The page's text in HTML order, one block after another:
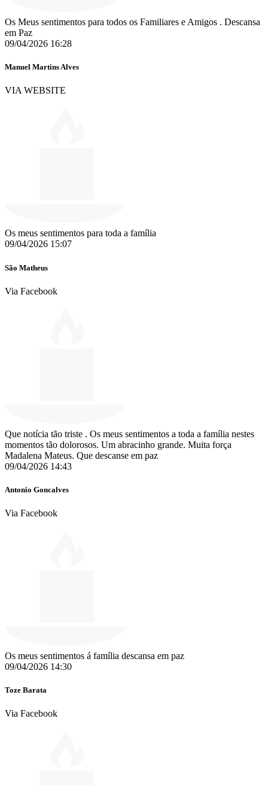
Os Meus sentimentos para todos os Familiares e Amigos . Descansa
em Paz
09/04/2026 16:28
Manuel Martins Alves
VIA WEBSITE
Os meus sentimentos para toda a família
09/04/2026 15:07
São Matheus
Via Facebook
Que notícia tão triste . Os meus sentimentos a toda a família nestes
momentos tão dolorosos. Um abracinho grande. Muita força
Madalena Mateus. Que descanse em paz
09/04/2026 14:43
Antonio Goncalves
Via Facebook
Os meus sentimentos á família descansa em paz
09/04/2026 14:30
Toze Barata
Via Facebook